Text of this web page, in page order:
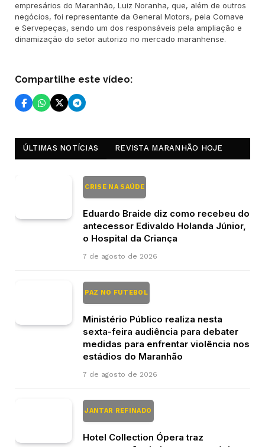
empresários do Maranhão, Luiz Noranha, que, além de outros
negócios, foi representante da General Motors, pela Comave
e Servepeças, sendo um dos responsáveis pela ampliação e
dinamização do setor autorizo no mercado maranhense.
Compartilhe este vídeo:
ÚLTIMAS NOTÍCIAS REVISTA MARANHÃO HOJE
CRISE NA SAÚDE
Eduardo Braide diz como recebeu do
antecessor Edivaldo Holanda Júnior,
o Hospital da Criança
7 de agosto de 2026
PAZ NO FUTEBOL
Ministério Público realiza nesta
sexta-feira audiência para debater
medidas para enfrentar violência nos
estádios do Maranhão
7 de agosto de 2026
JANTAR REFINADO
Hotel Collection Ópera traz